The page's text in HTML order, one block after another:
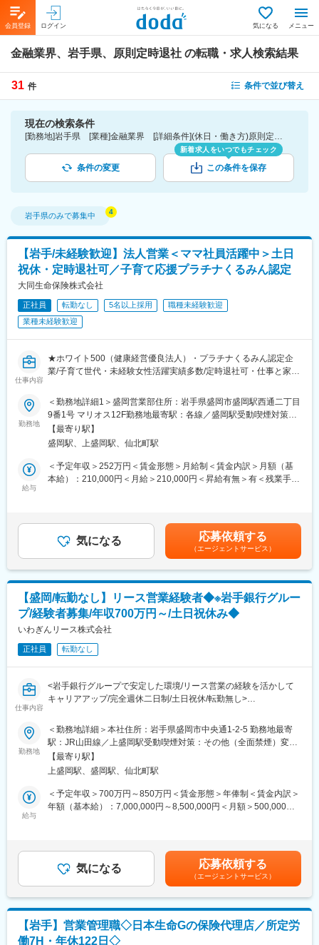
会員登録 ログイン 気になる メニュー
金融業界、岩手県、原則定時退社 の転職・求人検索結果
31 件 条件で並び替え
現在の検索条件
[勤務地]岩手県 [業種]金融業界 [詳細条件](休日・働き方)原則定時退社
条件の変更
新着求人をいつでもチェック
この条件を保存
岩手県のみで募集中
【岩手/未経験歓迎】法人営業＜ママ社員活躍中＞土日
祝休・定時退社可／子育て応援プラチナくるみん認定
大同生命保険株式会社
正社員 転勤なし 5名以上採用
職種未経験歓迎
業種未経験歓迎
仕事内容
★ホワイト500（健康経営優良法人）・プラチナくるみん認定企
業/子育て世代・未経験女性活躍実績多数/定時退社可・仕事と家庭
★中小企業の経営を支える仕事/転勤なし/法人保険国内トップシェ
アの安定企業★
★ホスピタリティを活かして活躍の場を広げたい方・法人営業と
してキャリアアップしたい方歓迎★
■業務内容：
会社が用意した企業(主に経営者)へ生命保険（福利厚生プラン）の
＜詳細＞
・経営者の団体(納税協会・商工会議所など)と提携して、会員企業
・法人向けの営業が中心のため、ご友人や知人への勧誘はありま
せん。
■研修・教育制度：
【未経験からでも安心できる充実の研修体制！】入社後は育成期
間を設けており、充実した研修制度・サポート体制により、未経
験でも多くの方が活躍しています。名刺を持ったことがない方、
パソコンを触ったことがない方も入社し、活躍しています。
■働き方：～家庭と仕事を両立しやすい環境があります～
てお休み頂けます。
・土日祝日は完全オフ
・基本定時（東京都23区・大阪府府下以外は17時）退社でほぼ残
業なし。
の窓口は17:00に終了する為、遅い時間の訪問はほぼありません。
・有給休暇・長期休暇（年間平均休暇取得日数22.9日※2022年度
・時間単位休暇制度（1年に5日、時間単位で有給を取得できる）
変更の範囲：会社の定める業務
勤務地
＜勤務地詳細1＞盛岡営業部住所：岩手県盛岡市盛岡駅西通二丁目
9番1号 マリオス12F勤務地最寄駅：各線／盛岡駅受動喫煙対策：
屋内全面禁煙＜勤務地詳細2＞盛岡営業部岩手南営業所住所：岩手
県奥州市水沢区字大町153番地 千田善ビル2F勤務地最寄駅：東
照
【最寄り駅】
盛岡駅、上盛岡駅、仙北町駅
給与
＜予定年収＞252万円＜賃金形態＞月給制＜賃金内訳＞月額（基
本給）：210,000円＜月給＞210,000円＜昇給有無＞有＜残業手当
下する可能性があります。月給(月額)は固定手当を含めた表記で
す。
気になる 応募依頼する
（エージェントサービス）
【盛岡/転勤なし】リース営業経験者◆※岩手銀行グルー
プ/経験者募集/年収700万円～/土日祝休み◆
いわぎんリース株式会社
正社員 転勤なし
仕事内容
<岩手銀行グループで安定した環境/リース営業の経験を活かして
キャリアアップ/完全週休二日制/土日祝休/転勤無し>
■業務概要：
岩手銀行グループで産業機械などのリース事業を行う当社にて、
新規・既存顧客へのリース営業をお任せ致します。
管理職としてのご入社を予定しておりますが、営業体制強化を目
的としており、フロント営業担当として、第一線でご活躍頂ける
方を募集します！
す
・既存顧客のフォローアップ、提案営業
・岩手銀行営業店行員と同行し、設備投資に対する営業サポート
・営業先は岩手県を中心とする岩手銀行の営業エリアで事業を営
んでいる法人となります
※岩手銀行のお取引先を主とした、「BtoB」ビジネスです
勤務地
＜勤務地詳細＞本社住所：岩手県盛岡市中央通1-2-5 勤務地最寄
駅：JR山田線／上盛岡駅受動喫煙対策：その他（全面禁煙）変更
の範囲：無
【最寄り駅】
上盛岡駅、盛岡駅、仙北町駅
給与
＜予定年収＞700万円～850万円＜賃金形態＞年俸制＜賃金内訳＞
年額（基本給）：7,000,000円～8,500,000円＜月額＞500,000円
す。・基本年俸：12等分した額を毎月支給・業績年俸：2等分し
た額を毎年6月と12月に支給賃金はあくまでも目安の金額であ
り、選考を通じて上下する可能性があります。月給(月額)は固定手
当を含めた表記です。
気になる 応募依頼する
（エージェントサービス）
【岩手】営業管理職◇日本生命Gの保険代理店／所定労
働7H・年休122日◇